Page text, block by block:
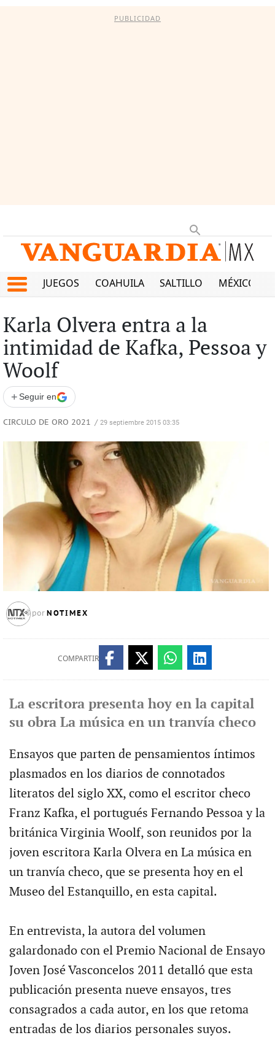
PUBLICIDAD
JUEGOS COAHUILA SALTILLO MÉXICO
Karla Olvera entra a la
intimidad de Kafka, Pessoa y
Woolf
+ Seguir en
CIRCULO DE ORO 2021 / 29 septiembre 2015 03:35
por NOTIMEX
COMPARTIR
La escritora presenta hoy en la capital
su obra La música en un tranvía checo
Ensayos que parten de pensamientos íntimos
plasmados en los diarios de connotados
literatos del siglo XX, como el escritor checo
Franz Kafka, el portugués Fernando Pessoa y la
británica Virginia Woolf, son reunidos por la
joven escritora Karla Olvera en La música en
un tranvía checo, que se presenta hoy en el
Museo del Estanquillo, en esta capital.
En entrevista, la autora del volumen
galardonado con el Premio Nacional de Ensayo
Joven José Vasconcelos 2011 detalló que esta
publicación presenta nueve ensayos, tres
consagrados a cada autor, en los que retoma
entradas de los diarios personales suyos.